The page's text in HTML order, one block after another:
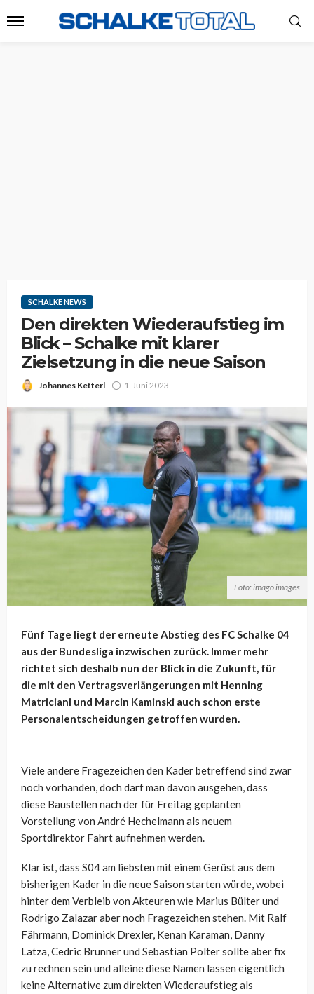
SCHALKE NEWS
Den direkten Wiederaufstieg im
Blick – Schalke mit klarer
Zielsetzung in die neue Saison
Johannes Ketterl 1. Juni 2023
Foto: imago images
Fünf Tage liegt der erneute Abstieg des FC Schalke 04
aus der Bundesliga inzwischen zurück. Immer mehr
richtet sich deshalb nun der Blick in die Zukunft, für
die mit den Vertragsverlängerungen mit Henning
Matriciani und Marcin Kaminski auch schon erste
Personalentscheidungen getroffen wurden.
Viele andere Fragezeichen den Kader betreffend sind zwar
noch vorhanden, doch darf man davon ausgehen, dass
diese Baustellen nach der für Freitag geplanten
Vorstellung von André Hechelmann als neuem
Sportdirektor Fahrt aufnehmen werden.
Klar ist, dass S04 am liebsten mit einem Gerüst aus dem
bisherigen Kader in die neue Saison starten würde, wobei
hinter dem Verbleib von Akteuren wie Marius Bülter und
Rodrigo Zalazar aber noch Fragezeichen stehen. Mit Ralf
Fährmann, Dominick Drexler, Kenan Karaman, Danny
Latza, Cedric Brunner und Sebastian Polter sollte aber fix
zu rechnen sein und alleine diese Namen lassen eigentlich
keine Alternative zum direkten Wiederaufstieg als